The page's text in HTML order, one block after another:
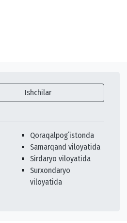
Ishchilar
Qoraqalpogʻistonda
Samarqand viloyatida
Sirdaryo viloyatida
Surxondaryo
viloyatida